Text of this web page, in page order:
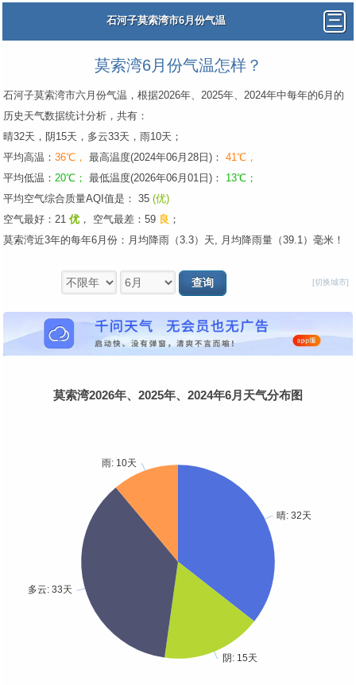
石河子莫索湾市6月份气温
莫索湾6月份气温怎样？
石河子莫索湾市六月份气温，根据2026年、2025年、2024年中每年的6月的
历史天气数据统计分析，共有：
晴32天，阴15天，多云33天，雨10天；
平均高温： 36℃， 最高温度(2024年06月28日)： 41℃，
平均低温： 20℃； 最低温度(2026年06月01日)： 13℃；
平均空气综合质量AQI值是： 35 (优)
空气最好：21 优 ， 空气最差：59 良 ；
莫索湾近3年的每年6月份：月均降雨（3.3）天, 月均降雨量（39.1）毫米！
[切换城市]
莫索湾2026年、2025年、2024年6月天气分布图